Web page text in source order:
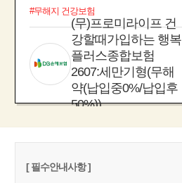
#무해지 건강보험
(무)프로미라이프 건
강할때가입하는 행복
플러스종합보험
2607:세만기형(무해
약(납입중0%/납입후
50%))
[ 필수안내사항 ]